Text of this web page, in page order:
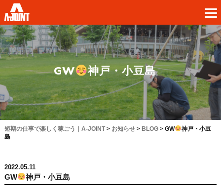
GW 神戸・小豆島
短期の仕事で楽しく稼ごう｜A-JOINT> お知らせ> BLOG> GW
神戸・小豆
島
2022.05.11
GW 神戸・小豆島